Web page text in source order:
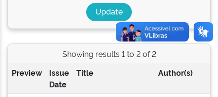
Showing results 1 to 2 of 2
Preview
Issue
Date
Title Author(s)